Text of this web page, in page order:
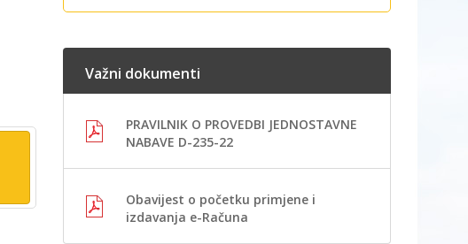
Važni dokumenti
PRAVILNIK O PROVEDBI JEDNOSTAVNE
NABAVE D-235-22
Obavijest o početku primjene i
izdavanja e-Računa